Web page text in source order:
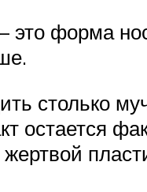
это форма
столько
остается